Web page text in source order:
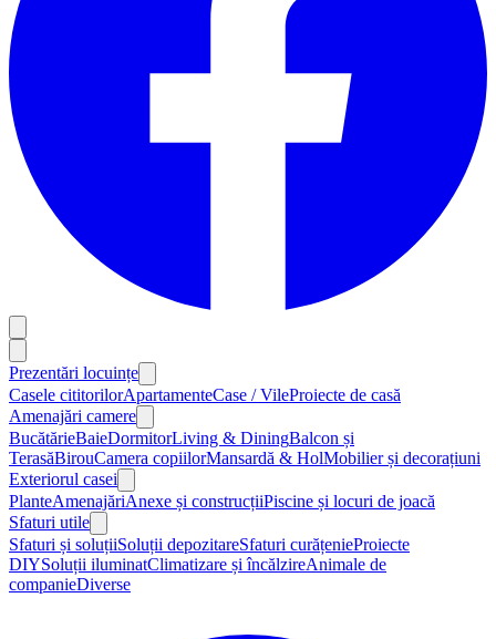
Prezentări locuințe
Casele cititorilorApartamenteCase / VileProiecte de casă
Amenajări camere
BucătărieBaieDormitorLiving & DiningBalcon și
TerasăBirouCamera copiilorMansardă & HolMobilier și decorațiuni
Exteriorul casei
PlanteAmenajăriAnexe și construcțiiPiscine și locuri de joacă
Sfaturi utile
Sfaturi și soluțiiSoluții depozitareSfaturi curățenieProiecte
DIYSoluții iluminatClimatizare și încălzireAnimale de
companieDiverse